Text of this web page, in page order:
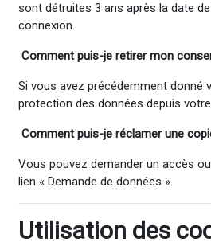
sont détruites 3 ans après la date
connexion.
Comment puis-je retirer mon
Si vous avez précédemment donné
protection des données depuis
Comment puis-je réclamerune
Vous pouvez demander un accès
lien « Demande de données ».
Utilisation des